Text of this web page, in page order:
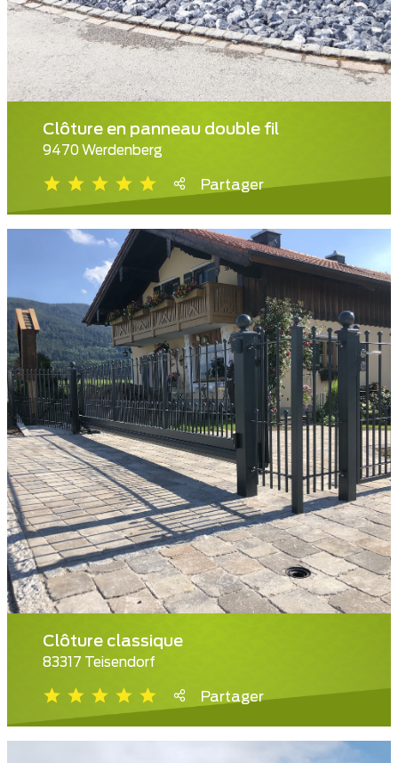
Clôture en panneau double fil
9470 Werdenberg
Partager
Clôture classique
83317 Teisendorf
Partager